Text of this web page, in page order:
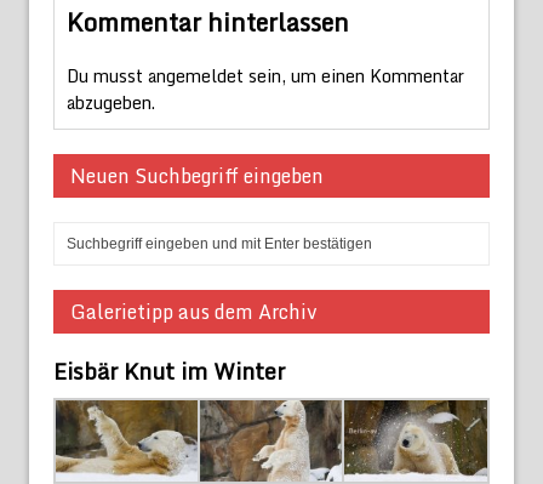
Kommentar hinterlassen
Du musst angemeldet sein, um einen Kommentar
abzugeben.
Neuen Suchbegriff eingeben
Galerietipp aus dem Archiv
Eisbär Knut im Winter